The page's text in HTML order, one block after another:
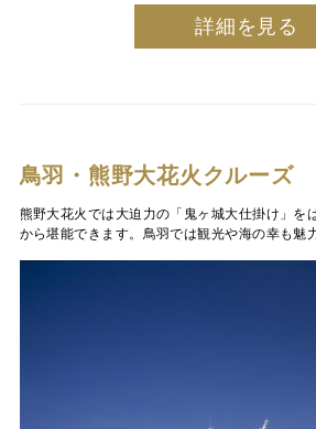
詳細を見る
鳥羽・熊野大花火クルーズ
熊野大花火では大迫力の「鬼ヶ城大仕掛け」を
から堪能できます。鳥羽では観光や海の幸も魅力